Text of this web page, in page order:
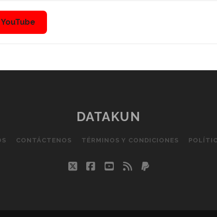
DATAKUN
CONTÁCTENOS TÉRMINOS Y CONDICIONES
twitterfacebook
youtube
rss paypal